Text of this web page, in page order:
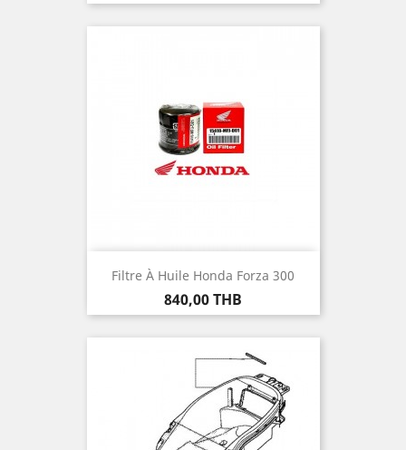
Filtre À Huile Honda Forza 300
Prix
840,00 THB